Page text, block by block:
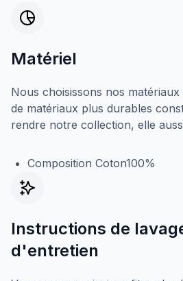
Matériel
Nous choisissons nos matériaux
de matériaux plus durables
rendre notre collection, elle
Composition Coton100%
Instructions de
d'entretien